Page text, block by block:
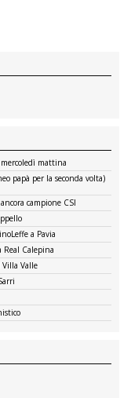
mattina
papà per la seconda volta)
campione CSI
a Pavia
Real Calepina
Villa Valle